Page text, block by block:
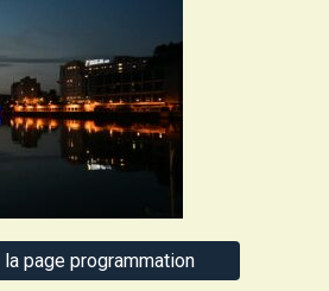
la page programmation